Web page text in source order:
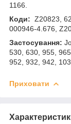
1166.
Коди: Z20823,
000946-4.676,
Застосування:
530, 630, 955,
952, 932, 942,
Приховати